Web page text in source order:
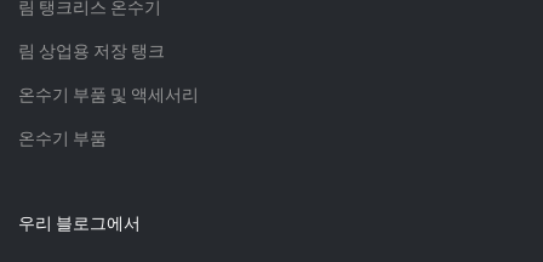
림 탱크리스 온수기
림 상업용 저장 탱크
온수기 부품 및 액세서리
온수기 부품
우리 블로그에서